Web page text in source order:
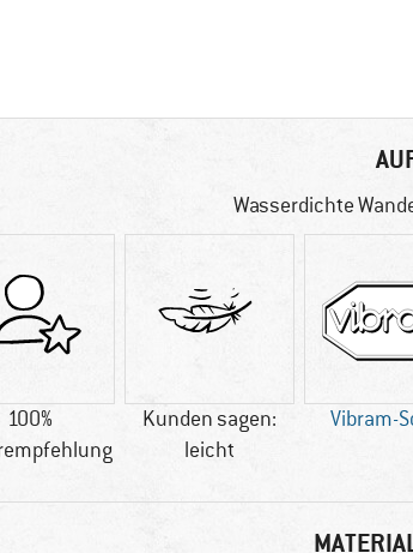
Wasserdichte
100%
Kunden sagen:
leicht
Vibram-